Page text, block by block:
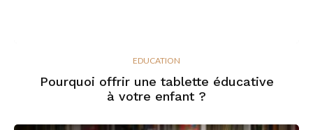
EDUCATION
Pourquoi offrir une tablette éducative
à votre enfant ?